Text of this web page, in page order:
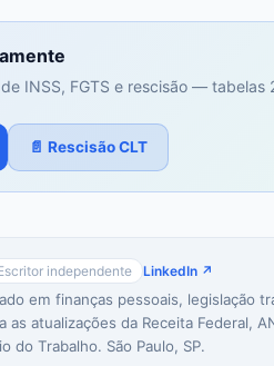
INSS, FGTS e rescisão — tabelas
📄 Rescisão CLT
independente LinkedIn ↗
em finanças pessoais, legislação
as atualizações da Receita Federal,
do Trabalho. São Paulo, SP.